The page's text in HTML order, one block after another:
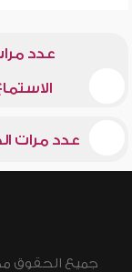
عدد
عدد مرات
جميع الحقوق محفوظة © 2026 -